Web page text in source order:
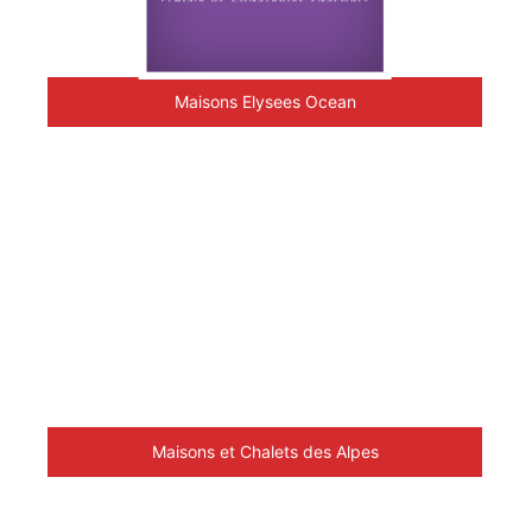
Maisons Elysees Ocean
Maisons et Chalets des Alpes